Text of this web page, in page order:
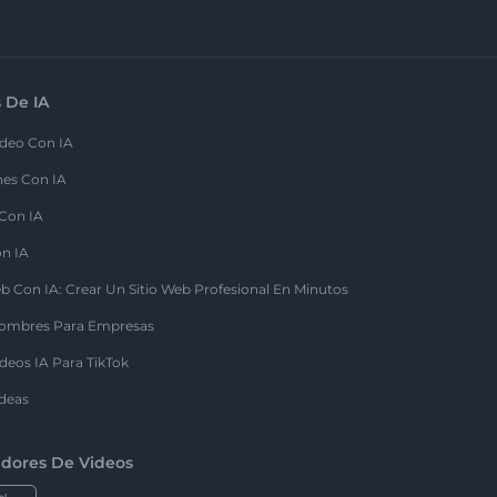
IA
Con IA
Con IA
IA
IA
Con IA: Crear Un Sitio Web Profesional En Minutos
Para Empresas
IA Para TikTok
De Videos